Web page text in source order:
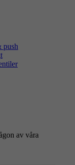
push
av våra